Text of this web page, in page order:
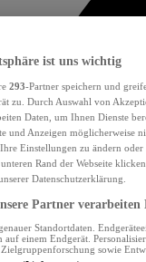
ist uns wichtig
293-Partner speichern und
zu. Durch Auswahl von
Daten, um Ihnen Dienste
und Anzeigen möglicherweise
Einstellungen zu ändern
Rand der Webseite
Datenschutzerklärung.
Partner verarbeiten
Standortdaten.
einem Endgerät.
sowie